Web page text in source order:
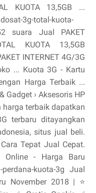
KUOTA 13,5GB ...
3g-total-kuota-
suara Jual PAKET
KUOTA 13,5GB
INTERNET 4G/3G
... Kuota 3G - Kartu
Harga Terbaik ...
Gadget › Aksesoris HP
harga terbaik dapatkan
terbaru ditayangkan
situs jual beli.
Tepat Jual Cepat.
- Harga Baru
kuota-3g Jual
November 2018 | ⭐